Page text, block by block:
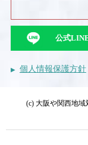
公式
個人情報保護方針
(c) 大阪や関西地域